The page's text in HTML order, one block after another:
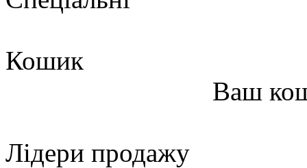
Кошик
Ваш
Лідери продажу